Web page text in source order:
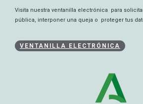
Visita nuestra ventanilla electrónica para
pública, interponer una queja o proteger tus
VENTANILLA ELECTRÓNICA